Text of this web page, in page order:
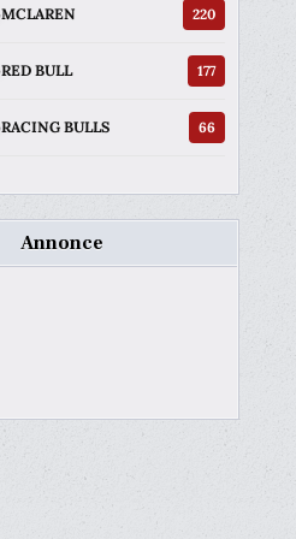
MCLAREN 220
RED BULL 177
RACING BULLS 66
Annonce